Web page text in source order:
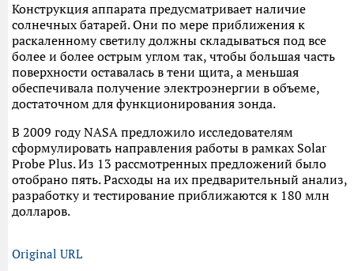
Конструкция аппарата предусматривает наличие
солнечных батарей. Они по мере приближения к
раскаленному светилу должны складываться под все
более и более острым углом так, чтобы большая часть
поверхности оставалась в тени щита, а меньшая
обеспечивала получение электроэнергии в объеме,
достаточном для функционирования зонда.
В 2009 году NASA предложило исследователям
сформулировать направления работы в рамках Solar
Probe Plus. Из 13 рассмотренных предложений было
отобрано пять. Расходы на их предварительный анализ,
разработку и тестирование приближаются к 180 млн
долларов.
Original URL